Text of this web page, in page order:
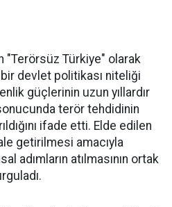
"Terörsüz Türkiye" olarak
bir devlet politikası niteliği
güçlerinin uzun yıllardır
terör tehdidinin
ifade etti. Elde edilen
getirilmesi amacıyla
adımların atılmasının ortak